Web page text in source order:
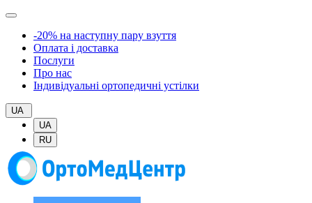
-20% на наступну пару взуття
Оплата і доставка
Послуги
Про нас
Індивідуальні ортопедичні устілки
UA
UA
RU